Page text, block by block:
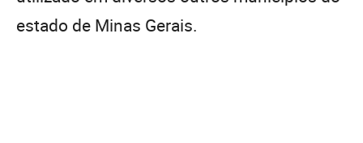
estado de Minas Gerais.